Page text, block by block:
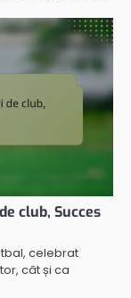
club, Succes
celebrat
cât și ca